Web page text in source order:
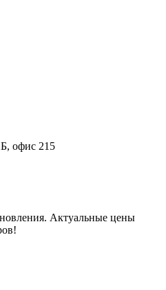
офис 215
Актуальные цены